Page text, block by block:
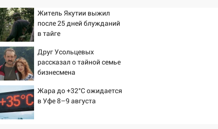
15:27
капремонт школы в селе Кивать
15:08
В Кузоватово после прокурорской
проверки обновили разметку на
пешеходных переходах
14:40
На проспекте Гая в Ульяновске
запретили остановку автомобилей на
50-метровом участке
14:22
Житель Якутии выжил
после 25 дней блужданий
в тайге
Друг Усольцевых
рассказал о тайной семье
бизнесмена
Жара до +32°C ожидается
в Уфе 8–9 августа